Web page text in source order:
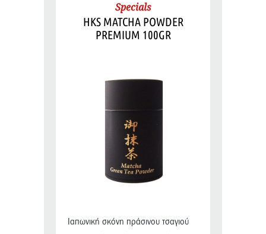
Specials
HKS MATCHA POWDER
PREMIUM 100GR
Ιαπωνική σκόνη πράσινου τσαγιού